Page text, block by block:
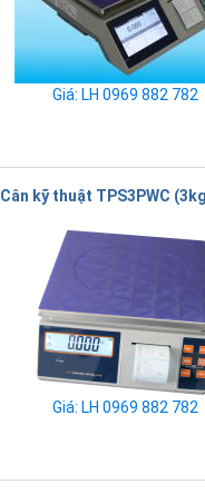
Giá: LH 0969 882 782
Cân kỹ thuật TPS3PWC
Giá: LH 0969 882 782